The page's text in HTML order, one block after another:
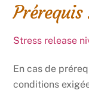
Prérequis
Stress release
En cas de
conditions